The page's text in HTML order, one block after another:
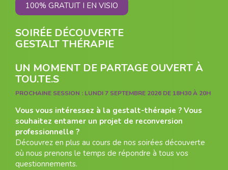
100% GRATUIT I EN VISIO
SOIRÉE DÉCOUVERTE
GESTALT THÉRAPIE
UN MOMENT DE PARTAGE OUVERT À
TOU.TE.S
PROCHAINE SESSION : LUNDI 7 SEPTEMBRE 2026 DE 18H30 À 20H
Vous vous intéressez à la gestalt-thérapie ? Vous
souhaitez entamer un projet de reconversion
professionnelle ?
Découvrez en plus au cours de nos soirées découverte
où nous prenons le temps de répondre à tous vos
questionnements.